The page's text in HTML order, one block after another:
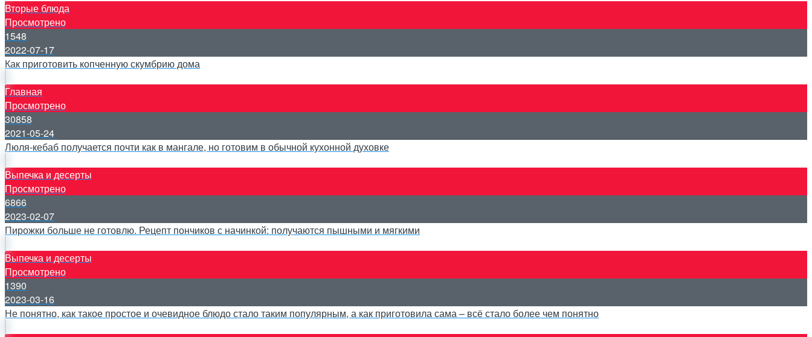
Вторые блюда
Просмотрено
1548
2022-07-17
Как приготовить копченную скумбрию дома
Главная
Просмотрено
30858
2021-05-24
Люля-кебаб получается почти как в мангале, но готовим в обычной кухонной духовке
Выпечка и десерты
Просмотрено
6866
2023-02-07
Пирожки больше не готовлю. Рецепт пончиков с начинкой: получаются пышными и мягкими
Выпечка и десерты
Просмотрено
1390
2023-03-16
Не понятно, как такое простое и очевидное блюдо стало таким популярным, а как приготовила сама – всё стало более чем понятно